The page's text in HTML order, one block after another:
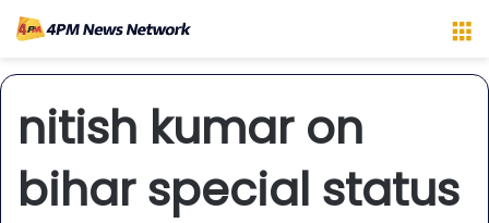
nitish kumar on
bihar special status